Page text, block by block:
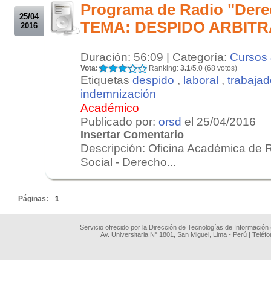
25/04
2016
Programa de Radio
TEMA: DESPIDO
Duración: 56:09 | Categoría: Cursos
Vota: Ranking: 3.1/5.0 (68 votos)
Etiquetas despido , laboral ,
indemnización
Académico
Publicado por: orsd el 25/04/2016
Insertar Comentario
Descripción: Oficina Académica de
Social - Derecho...
Páginas: 1
Servicio ofrecido por la Dirección de Tecnologías de
Av. Universitaria N° 1801, San Miguel, Lima - Perú |